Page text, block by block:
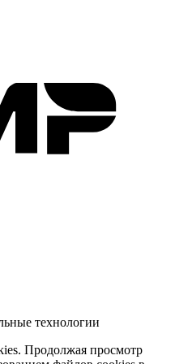
технологии
Продолжая просмотр